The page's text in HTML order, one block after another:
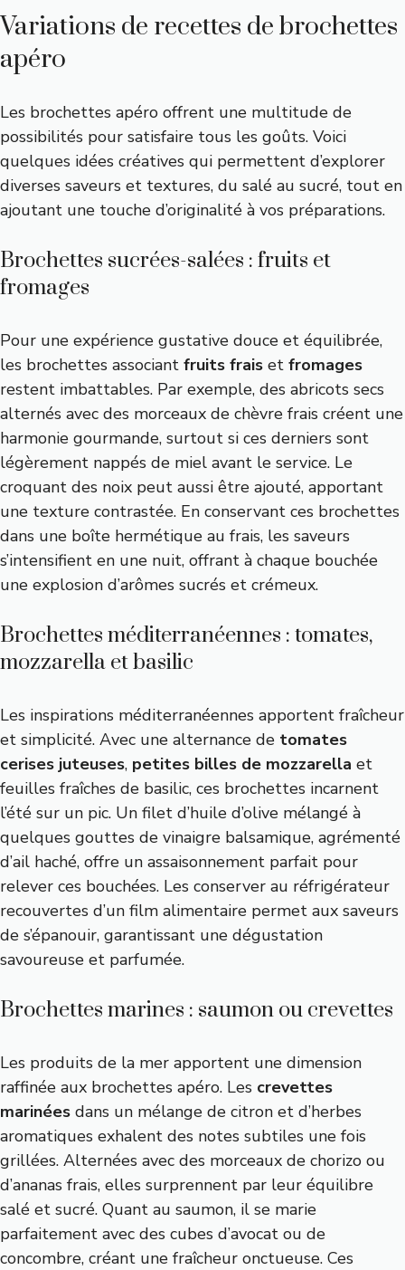
Variations de recettes de brochettes
apéro
Les brochettes apéro offrent une multitude de
possibilités pour satisfaire tous les goûts. Voici
quelques idées créatives qui permettent d’explorer
diverses saveurs et textures, du salé au sucré, tout en
ajoutant une touche d’originalité à vos préparations.
Brochettes sucrées-salées : fruits et
fromages
Pour une expérience gustative douce et équilibrée,
les brochettes associant fruits frais et fromages
restent imbattables. Par exemple, des abricots secs
alternés avec des morceaux de chèvre frais créent une
harmonie gourmande, surtout si ces derniers sont
légèrement nappés de miel avant le service. Le
croquant des noix peut aussi être ajouté, apportant
une texture contrastée. En conservant ces brochettes
dans une boîte hermétique au frais, les saveurs
s’intensifient en une nuit, offrant à chaque bouchée
une explosion d’arômes sucrés et crémeux.
Brochettes méditerranéennes : tomates,
mozzarella et basilic
Les inspirations méditerranéennes apportent fraîcheur
et simplicité. Avec une alternance de tomates
cerises juteuses, petites billes de mozzarella et
feuilles fraîches de basilic, ces brochettes incarnent
l’été sur un pic. Un filet d’huile d’olive mélangé à
quelques gouttes de vinaigre balsamique, agrémenté
d’ail haché, offre un assaisonnement parfait pour
relever ces bouchées. Les conserver au réfrigérateur
recouvertes d’un film alimentaire permet aux saveurs
de s’épanouir, garantissant une dégustation
savoureuse et parfumée.
Brochettes marines : saumon ou crevettes
Les produits de la mer apportent une dimension
raffinée aux brochettes apéro. Les crevettes
marinées dans un mélange de citron et d’herbes
aromatiques exhalent des notes subtiles une fois
grillées. Alternées avec des morceaux de chorizo ou
d’ananas frais, elles surprennent par leur équilibre
salé et sucré. Quant au saumon, il se marie
parfaitement avec des cubes d’avocat ou de
concombre, créant une fraîcheur onctueuse. Ces